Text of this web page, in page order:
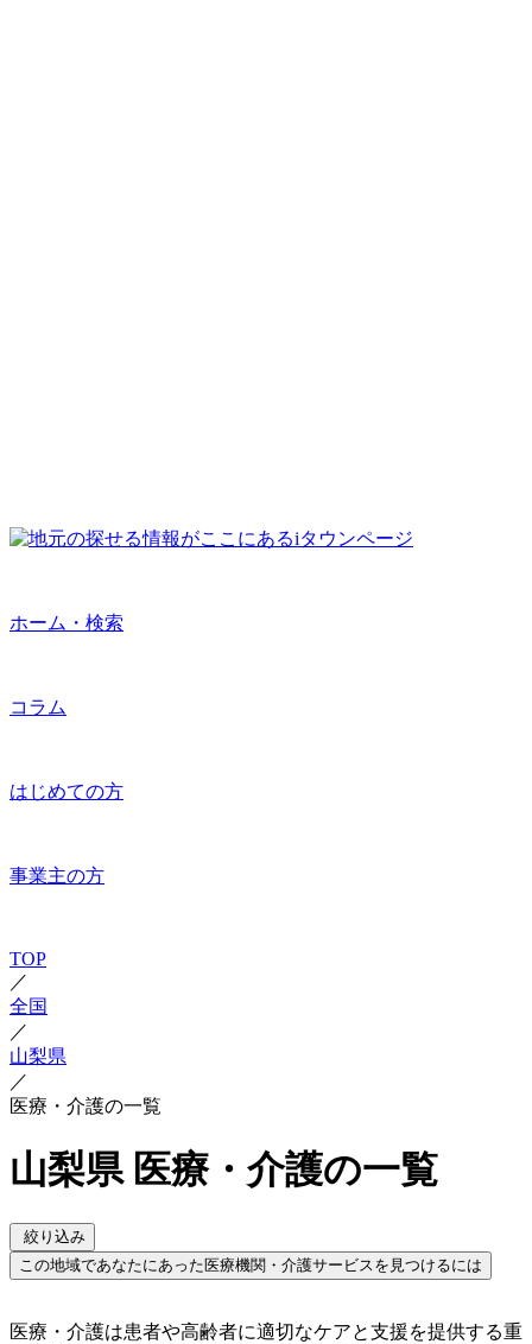
ホーム・検索
コラム
はじめての方
事業主の方
TOP
／
全国
／
山梨県
／
医療・介護の一覧
山梨県 医療・介護の一覧
絞り込み
この地域であなたにあった医療機関・介護サービスを見つけるには
医療・介護は患者や高齢者に適切なケアと支援を提供する重